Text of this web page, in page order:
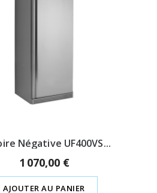
Négative UF400VS...
1 070,00 €
AJOUTER AU PANIER